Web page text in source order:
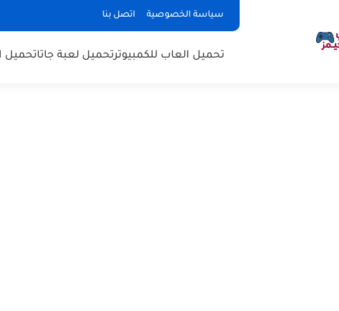
سياسة الخصوصية اتصل بنا
تحميل العاب للكمبيوترتحميل لعبة جاتاتحميل